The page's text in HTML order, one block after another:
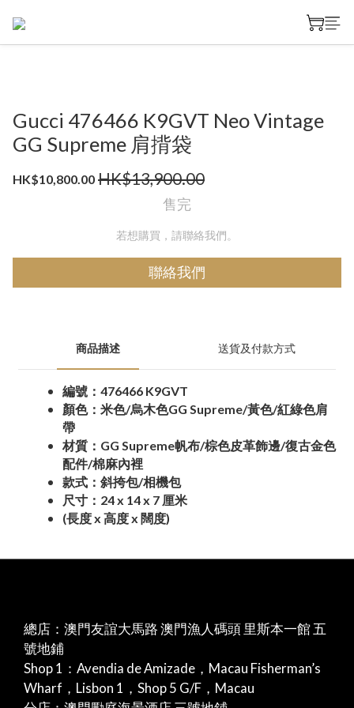
Gucci 476466 K9GVT Neo Vintage
GG Supreme 肩揹袋
HK$10,800.00 HK$13,900.00
售完
若想購買，請聯絡我們。
聯絡我們
商品描述 送貨及付款方式
編號：476466 K9GVT
顏色：米色/烏木色GG Supreme/黃色/紅綠色肩
帶
材質：GG Supreme帆布/棕色皮革飾邊/復古金色
配件/棉麻內裡
款式：斜挎包/相機包
尺寸：24 x 14 x 7 厘米
(長度 x 高度 x 闊度)
總店：澳門友誼大馬路 澳門漁人碼頭 里斯本一館 五
號地鋪
Shop 1：Avendia de Amizade，Macau Fisherman’s
Wharf，Lisbon 1，Shop 5 G/F，Macau